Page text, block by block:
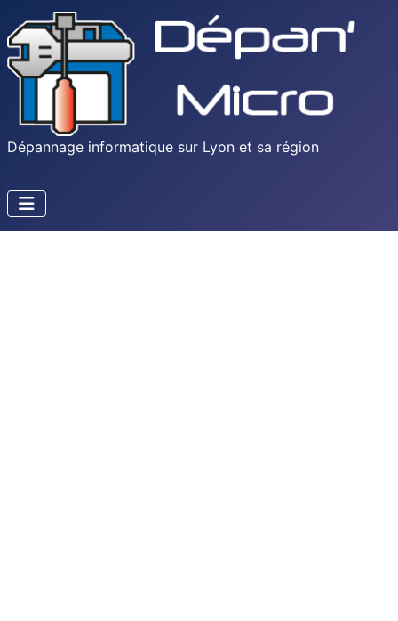
Dépannage informatique sur Lyon et sa région